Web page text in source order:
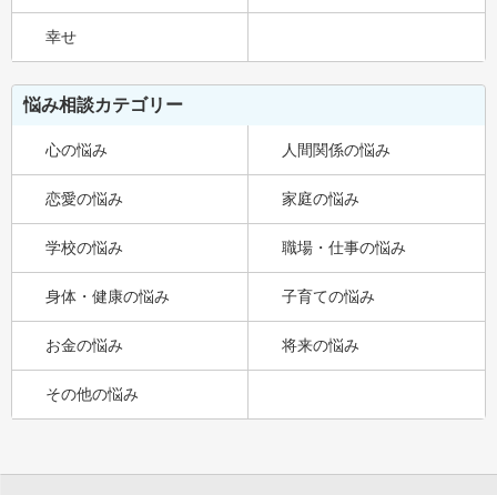
幸せ
悩み相談カテゴリー
心の悩み 人間関係の悩み
恋愛の悩み 家庭の悩み
学校の悩み 職場・仕事の悩み
身体・健康の悩み 子育ての悩み
お金の悩み 将来の悩み
その他の悩み